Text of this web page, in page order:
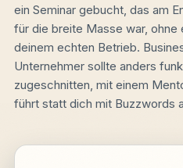
ein Seminar gebucht, das am
für die breite Masse war, ohne
deinem echten Betrieb.
Unternehmer sollte anders
zugeschnitten, mit einem
führt statt dich mit Buzzwords